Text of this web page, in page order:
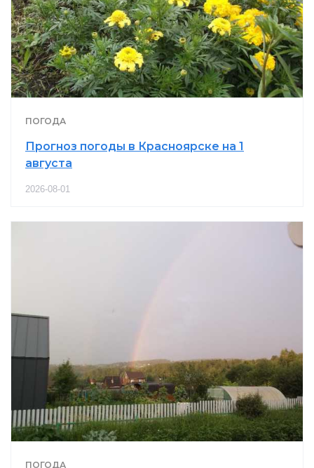
ПОГОДА
Прогноз погоды в Красноярске на 1
августа
2026-08-01
ПОГОДА